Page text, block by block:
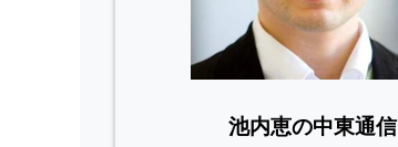
池内恵の中東通信